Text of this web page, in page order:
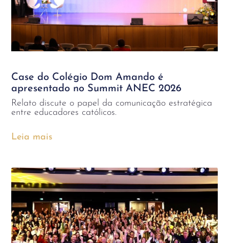
Case do Colégio Dom Amando é
apresentado no Summit ANEC 2026
Relato discute o papel da comunicação estratégica
entre educadores católicos.
Leia mais